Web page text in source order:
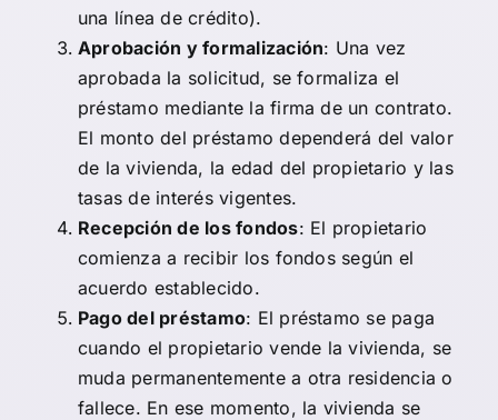
una línea de crédito).
Aprobación y formalización: Una vez
aprobada la solicitud, se formaliza el
préstamo mediante la firma de un contrato.
El monto del préstamo dependerá del valor
de la vivienda, la edad del propietario y las
tasas de interés vigentes.
Recepción de los fondos: El propietario
comienza a recibir los fondos según el
acuerdo establecido.
Pago del préstamo: El préstamo se paga
cuando el propietario vende la vivienda, se
muda permanentemente a otra residencia o
fallece. En ese momento, la vivienda se